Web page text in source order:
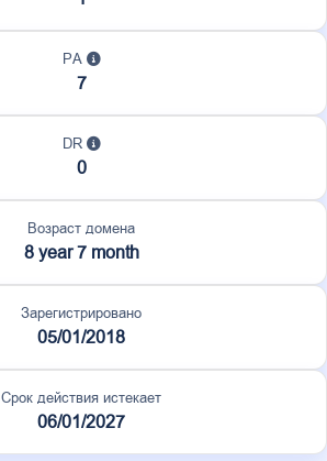
PA
7
DR
0
Возраст домена
8 year 7 month
Зарегистрировано
05/01/2018
Срок действия истекает
06/01/2027